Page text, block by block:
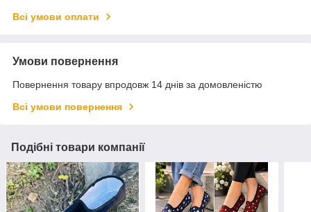
Всі умови оплати
Умови повернення
Повернення товару впродовж 14 днів за домовленістю
Всі умови повернення
Подібні товари компанії